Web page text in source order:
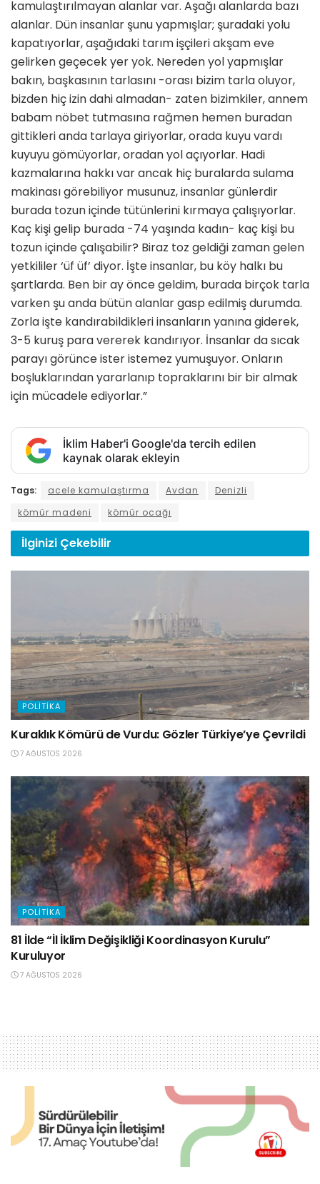
kamulaştırılmayan alanlar var. Aşağı alanlarda bazı
alanlar. Dün insanlar şunu yapmışlar; şuradaki yolu
kapatıyorlar, aşağıdaki tarım işçileri akşam eve
gelirken geçecek yer yok. Nereden yol yapmışlar
bakın, başkasının tarlasını -orası bizim tarla oluyor,
bizden hiç izin dahi almadan- zaten bizimkiler, annem
babam nöbet tutmasına rağmen hemen buradan
gittikleri anda tarlaya giriyorlar, orada kuyu vardı
kuyuyu gömüyorlar, oradan yol açıyorlar. Hadi
kazmalarına hakkı var ancak hiç buralarda sulama
makinası görebiliyor musunuz, insanlar günlerdir
burada tozun içinde tütünlerini kırmaya çalışıyorlar.
Kaç kişi gelip burada -74 yaşında kadın- kaç kişi bu
tozun içinde çalışabilir? Biraz toz geldiği zaman gelen
yetkililer ‘üf üf’ diyor. İşte insanlar, bu köy halkı bu
şartlarda. Ben bir ay önce geldim, burada birçok tarla
varken şu anda bütün alanlar gasp edilmiş durumda.
Zorla işte kandırabildikleri insanların yanına giderek,
3-5 kuruş para vererek kandırıyor. İnsanlar da sıcak
parayı görünce ister istemez yumuşuyor. Onların
boşluklarından yararlanıp topraklarını bir bir almak
için mücadele ediyorlar.”
İklim Haber'i Google'da tercih edilen
kaynak olarak ekleyin
Tags: acele kamulaştırma Avdan
Denizli
kömür madeni
kömür ocağı
İlginizi Çekebilir
POLITIKA
Kuraklık Kömürü de Vurdu: Gözler Türkiye’ye Çevrildi
7 AĞUSTOS 2026
POLITIKA
81 İlde “İl İklim Değişikliği Koordinasyon Kurulu”
Kuruluyor
7 AĞUSTOS 2026